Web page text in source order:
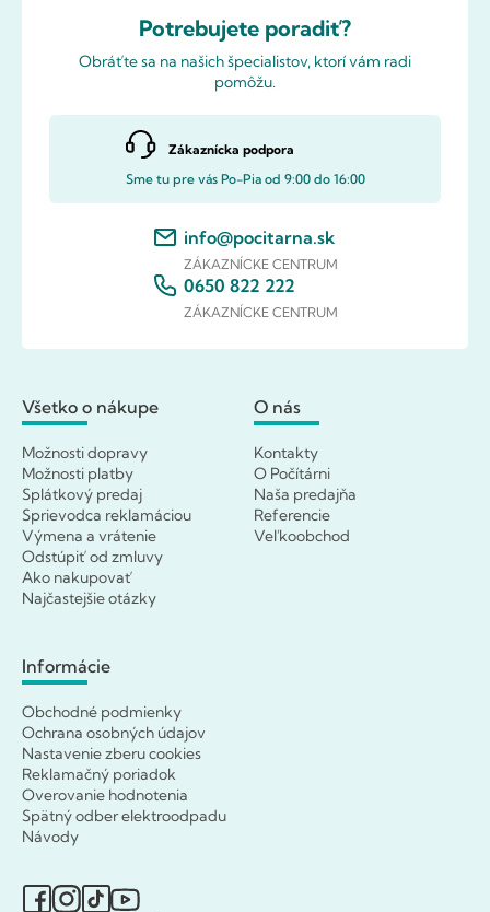
Potrebujete poradiť?
Obráťte sa na našich špecialistov, ktorí vám radi
pomôžu.
Zákaznícka podpora
Sme tu pre vás Po-Pia od 9:00 do 16:00
info@pocitarna.sk
ZÁKAZNÍCKE CENTRUM
0650 822 222
ZÁKAZNÍCKE CENTRUM
Všetko o nákupe
Možnosti dopravy
Možnosti platby
Splátkový predaj
Sprievodca reklamáciou
Výmena a vrátenie
Odstúpiť od zmluvy
Ako nakupovať
Najčastejšie otázky
O nás
Kontakty
O Počítárni
Naša predajňa
Referencie
Veľkoobchod
Informácie
Obchodné podmienky
Ochrana osobných údajov
Nastavenie zberu cookies
Reklamačný poriadok
Overovanie hodnotenia
Spätný odber elektroodpadu
Návody